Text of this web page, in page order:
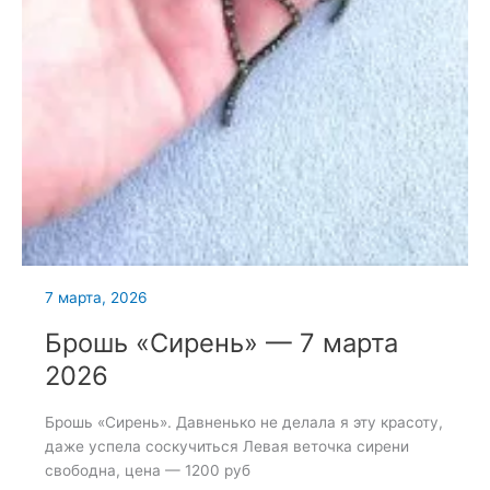
7 марта, 2026
Брошь «Сирень» — 7 марта
2026
Брошь «Сирень». Давненько не делала я эту красоту,
даже успела соскучиться Левая веточка сирени
свободна, цена — 1200 руб